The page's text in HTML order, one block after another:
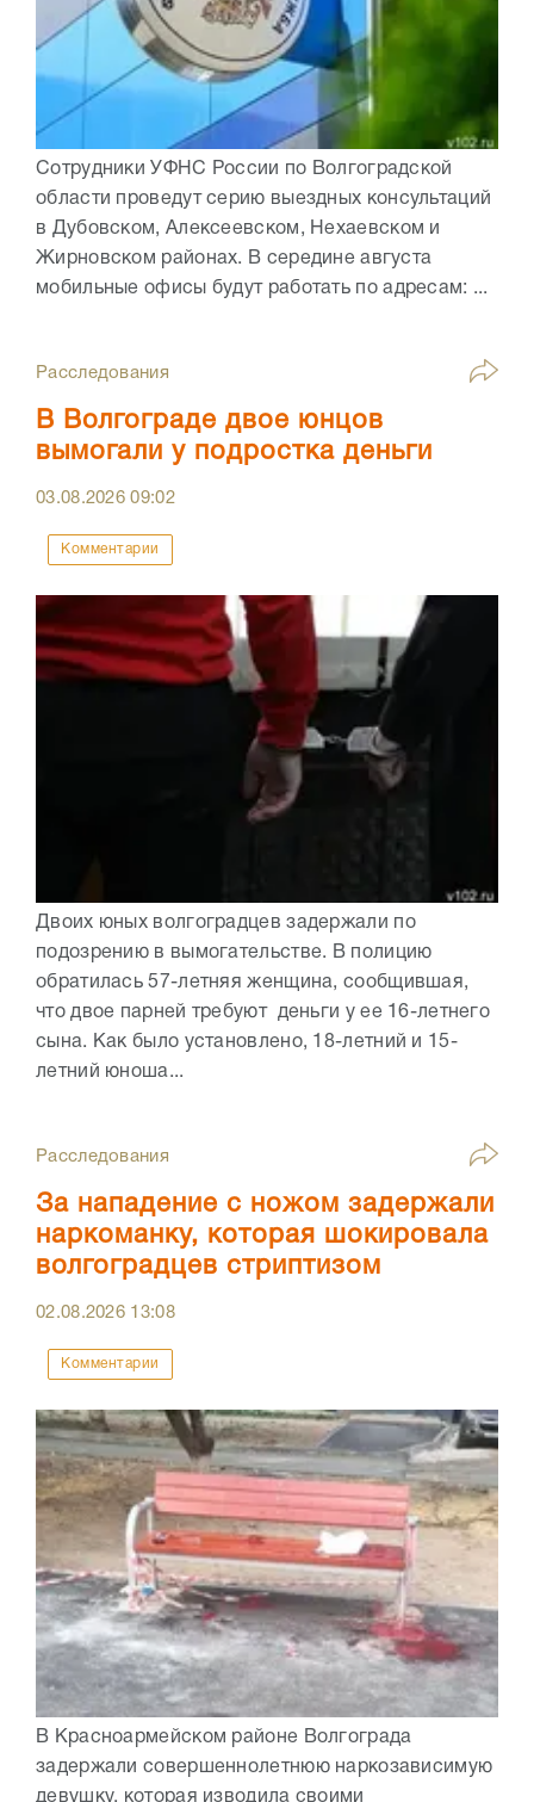
Сотрудники УФНС России по Волгоградской
области проведут серию выездных консультаций
в Дубовском, Алексеевском, Нехаевском и
Жирновском районах. В середине августа
мобильные офисы будут работать по адресам: ...
Расследования
В Волгограде двое юнцов
вымогали у подростка деньги
03.08.202609:02
Комментарии
Двоих юных волгоградцев задержали по
подозрению в вымогательстве. В полицию
обратилась 57-летняя женщина, сообщившая,
что двое парней требуют деньги у ее 16-летнего
сына. Как было установлено, 18-летний и 15-
летний юноша...
Расследования
За нападение с ножом задержали
наркоманку, которая шокировала
волгоградцев стриптизом
02.08.2026 13:08
Комментарии
В Красноармейском районе Волгограда
задержали совершеннолетнюю наркозависимую
девушку, которая изводила своими